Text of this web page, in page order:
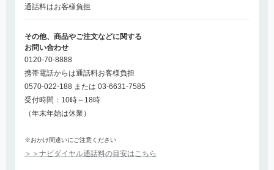
通話料はお客様負担
その他、商品やご注文などに関する
お問い合わせ
0120-70-8888
携帯電話からは通話料お客様負担
0570-022-188 または 03-6631-7585
受付時間：10時～18時
（年末年始は休業）
※おかけ間違いにご注意ください
＞＞ナビダイヤル通話料の目安はこちら